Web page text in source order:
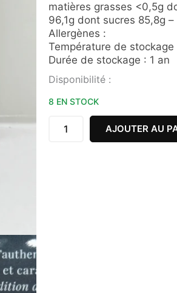
matières grasses <0,5g
96,1g dont sucres 85,8g
Allergènes :
Température de
Durée de stockage : 1 an
Disponibilité :
8 EN STOCK
quantité
BONBONS
MIEL
AJOUTER AU